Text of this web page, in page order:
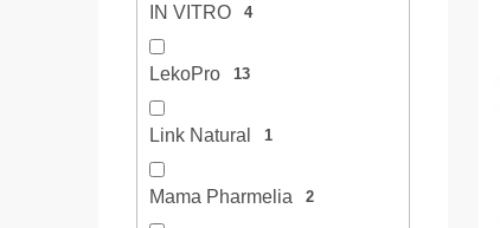
IN VITRO 4
LekoPro 13
Link Natural 1
Mama Pharmelia 2